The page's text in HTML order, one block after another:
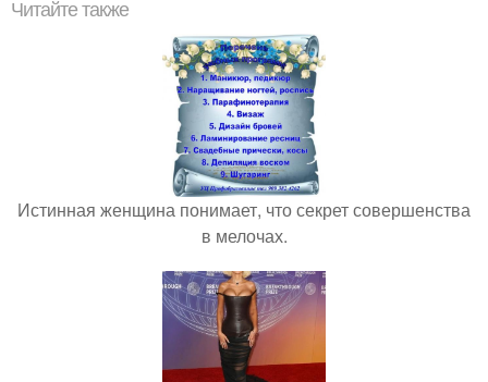
Читайте также
Истинная женщина понимает, что секрет совершенства
в мелочах.